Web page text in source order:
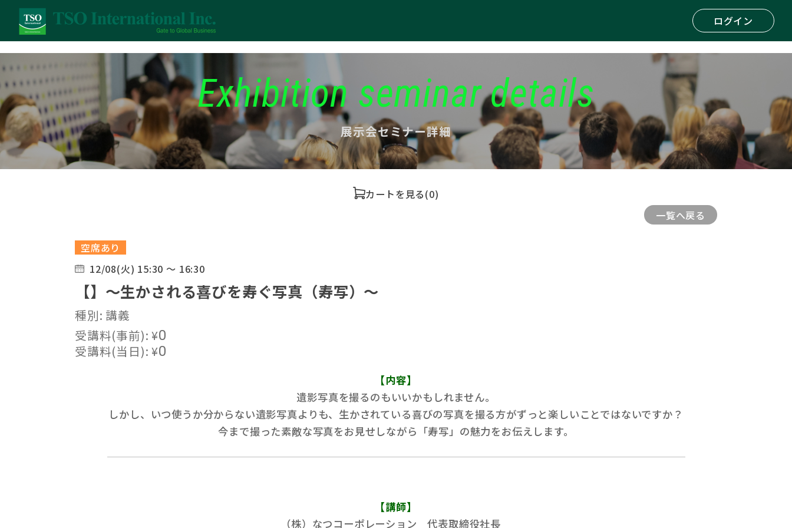
ログイン
Exhibition seminar details
展示会セミナー詳細
カートを見る(0)
一覧へ戻る
空席あり
12/08(火) 15:30 ～ 16:30
【】～生かされる喜びを寿ぐ写真（寿写）～
種別: 講義
受講料(事前):¥0
受講料(当日):¥0
【内容】
遺影写真を撮るのもいいかもしれません。
しかし、いつ使うか分からない遺影写真よりも、生かされている喜びの写真を撮る方がずっと楽しいことではないですか？
今まで撮った素敵な写真をお見せしながら「寿写」の魅力をお伝えします。
【講師】
（株）なつコーポレーション 代表取締役社長